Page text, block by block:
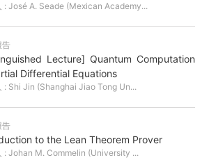
: José A. Seade (Mexican Academy...
告
Lecture] Quantum Computation
Differential Equations
: Shi Jin (Shanghai Jiao Tong Un...
告
to the Lean Theorem Prover
: Johan M. Commelin (University ...